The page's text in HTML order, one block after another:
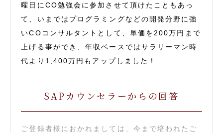
曜日にCO勉強会に参加させて頂けたこともあっ
て、いまではプログラミングなどの開発分野に強
いCOコンサルタントとして、単価を200万円まで
上げる事ができ、年収ベースではサラリーマン時
代より1,400万円もアップしました！
SAPカウンセラーからの回答
ご登録者様におかれましては、今まで培われたご